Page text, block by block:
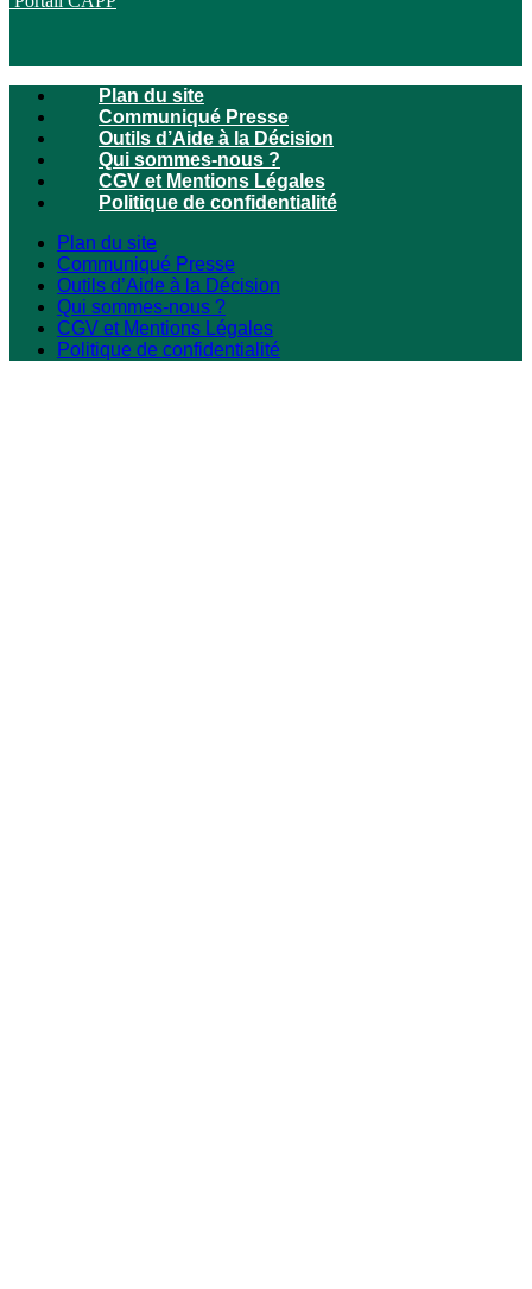
Plan du site
Communiqué Presse
Outils d’Aide à la Décision
Qui sommes-nous ?
CGV et Mentions Légales
Politique de confidentialité
Plan du site
Communiqué Presse
Outils d’Aide à la Décision
Qui sommes-nous ?
CGV et Mentions Légales
Politique de confidentialité